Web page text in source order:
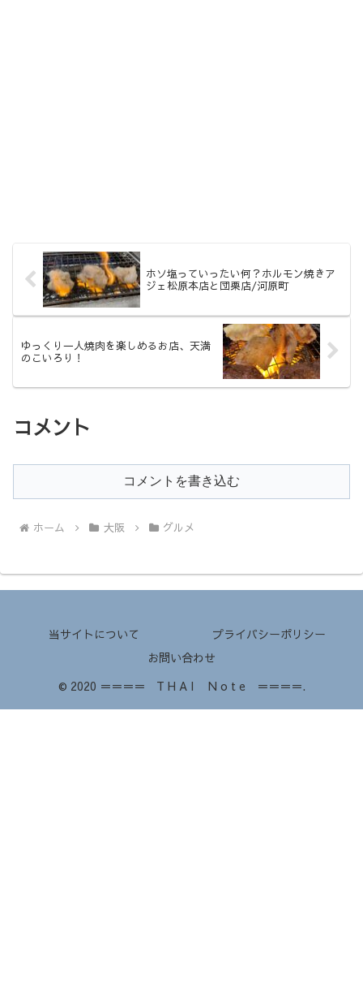
ホソ塩っていったい何？ホルモン焼きア
ジェ松原本店と団栗店/河原町
ゆっくり一人焼肉を楽しめるお店、天満
のこいろり！
コメント
コメントを書き込む
ホーム 大阪 グルメ
当サイトについて
プライバシーポリシー
お問い合わせ
© 2020 ＝＝＝＝ T H A I N o t e ＝＝＝＝.